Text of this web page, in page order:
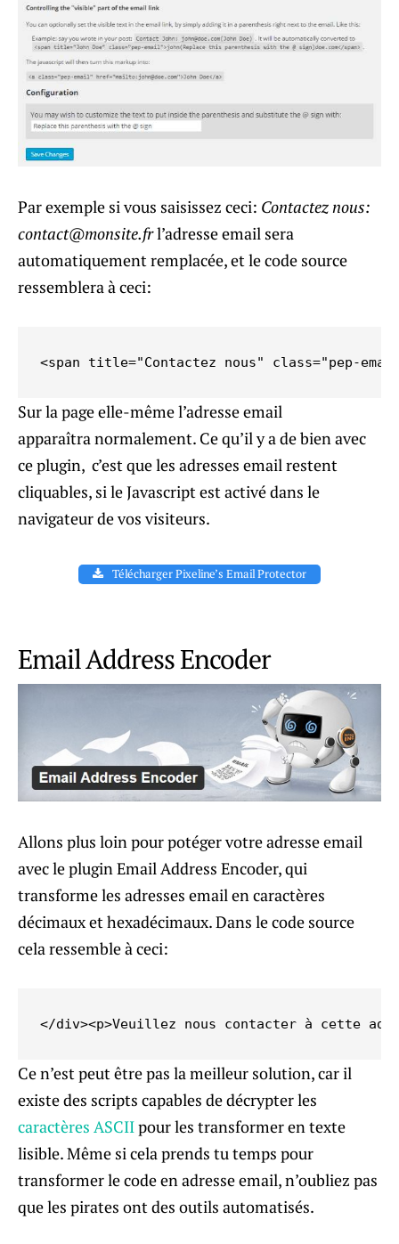
Par exemple si vous saisissez ceci: Contactez nous:
contact@monsite.frl’adresse email sera
automatiquement remplacée, et le code source
ressemblera à ceci:
<span title="Contactez nous" class="pep-
Sur la page elle-même l’adresse email
apparaîtra normalement. Ce qu’il y a de bien avec
ce plugin, c’est que les adresses email restent
cliquables, si le Javascript est activé dans le
navigateur de vos visiteurs.
Télécharger Pixeline’s Email Protector
Email Address Encoder
Allons plus loin pour potéger votre adresse email
avec le plugin Email Address Encoder, qui
transforme les adresses email en caractères
décimaux et hexadécimaux. Dans le code source
cela ressemble à ceci:
Ce n’est peut être pas la meilleur solution, car il
existe des scripts capables de décrypter les
caractères ASCIIpour les transformer en texte
lisible. Même si cela prends tu temps pour
transformer le code en adresse email, n’oubliez pas
que les pirates ont des outils automatisés.